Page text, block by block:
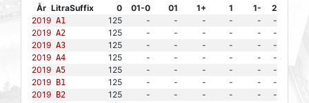
År LitraSuffix 0 01-0 01 1+ 1 1-
2
2019 A1 125 - - - - -
-
2019 A2 125 - - - - -
-
2019 A3 125 - - - - -
-
2019 A4 125 - - - - -
-
2019 A5 125 - - - - -
-
2019 B1 125 - - - - -
-
2019 B2 125 - - - - -
-